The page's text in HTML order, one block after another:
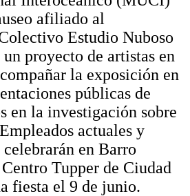
afiliado al
Estudio Nuboso
proyecto de artistas en
la exposición en
públicas de
en la investigación sobre
actuales y
en Barro
Tupper de Ciudad
fiesta el 9 de junio.